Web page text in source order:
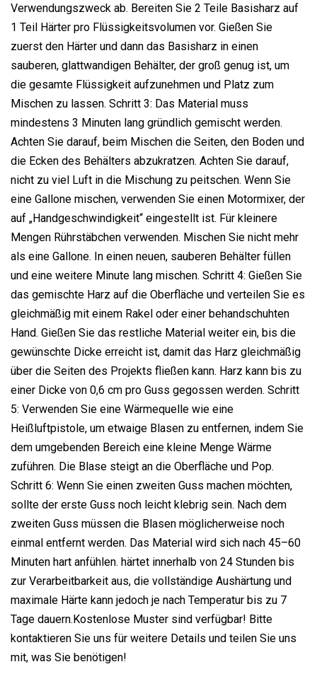
Verwendungszweck ab. Bereiten Sie 2 Teile Basisharz auf
1 Teil Härter pro Flüssigkeitsvolumen vor. Gießen Sie
zuerst den Härter und dann das Basisharz in einen
sauberen, glattwandigen Behälter, der groß genug ist, um
die gesamte Flüssigkeit aufzunehmen und Platz zum
Mischen zu lassen. Schritt 3: Das Material muss
mindestens 3 Minuten lang gründlich gemischt werden.
Achten Sie darauf, beim Mischen die Seiten, den Boden und
die Ecken des Behälters abzukratzen. Achten Sie darauf,
nicht zu viel Luft in die Mischung zu peitschen. Wenn Sie
eine Gallone mischen, verwenden Sie einen Motormixer, der
auf „Handgeschwindigkeit“ eingestellt ist. Für kleinere
Mengen Rührstäbchen verwenden. Mischen Sie nicht mehr
als eine Gallone. In einen neuen, sauberen Behälter füllen
und eine weitere Minute lang mischen. Schritt 4: Gießen Sie
das gemischte Harz auf die Oberfläche und verteilen Sie es
gleichmäßig mit einem Rakel oder einer behandschuhten
Hand. Gießen Sie das restliche Material weiter ein, bis die
gewünschte Dicke erreicht ist, damit das Harz gleichmäßig
über die Seiten des Projekts fließen kann. Harz kann bis zu
einer Dicke von 0,6 cm pro Guss gegossen werden. Schritt
5: Verwenden Sie eine Wärmequelle wie eine
Heißluftpistole, um etwaige Blasen zu entfernen, indem Sie
dem umgebenden Bereich eine kleine Menge Wärme
zuführen. Die Blase steigt an die Oberfläche und Pop.
Schritt 6: Wenn Sie einen zweiten Guss machen möchten,
sollte der erste Guss noch leicht klebrig sein. Nach dem
zweiten Guss müssen die Blasen möglicherweise noch
einmal entfernt werden. Das Material wird sich nach 45–60
Minuten hart anfühlen. härtet innerhalb von 24 Stunden bis
zur Verarbeitbarkeit aus, die vollständige Aushärtung und
maximale Härte kann jedoch je nach Temperatur bis zu 7
Tage dauern.Kostenlose Muster sind verfügbar! Bitte
kontaktieren Sie uns für weitere Details und teilen Sie uns
mit, was Sie benötigen!